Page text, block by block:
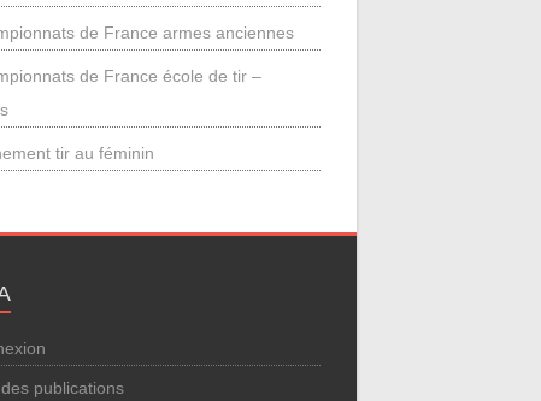
de France armes anciennes
de France école de tir –
tir au féminin
publications